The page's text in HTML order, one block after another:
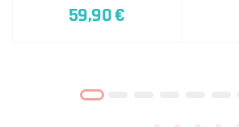
59,90 €